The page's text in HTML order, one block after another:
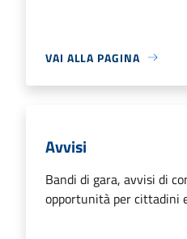
VAI ALLA PAGINA
Avvisi
Bandi di gara, avvisi di
opportunità per cittadini